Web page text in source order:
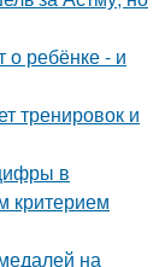
о ребёнке - и
тренировок и
в
критерием
на